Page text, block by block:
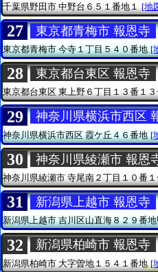
千葉県野田市 中野台６５１番地１ [地
27 東京都青梅市 報恩寺
東京都青梅市今寺１丁目５４０番地 [
28 東京都台東区 報恩寺
東京都台東区東上野６丁目１３番１
29 神奈川県横浜市西区
神奈川県横浜市西区霞ケ丘４６番地 [
30 神奈川県綾瀬市 報恩
神奈川県綾瀬市寺尾南２丁目１０番
31 新潟県上越市 報恩寺
新潟県上越市吉川区山直海８２９番
32 新潟県柏崎市 報恩寺
新潟県柏崎市 大字曽地１５４１番地 [